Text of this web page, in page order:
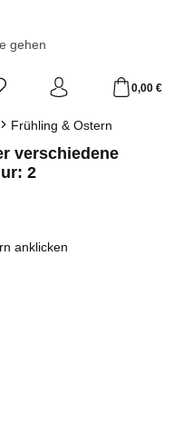
0,00 €
Frühling & Ostern
verschiedene
2
anklicken